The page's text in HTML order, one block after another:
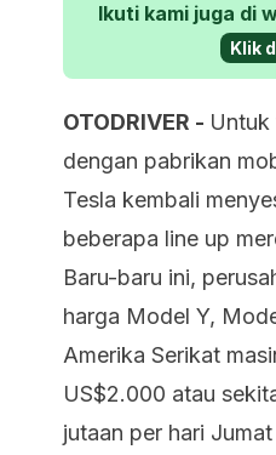
Ikuti kami juga di
Klik
OTODRIVER - Untuk
dengan pabrikan
Tesla kembali
beberapa line up
Baru-baru ini,
harga Model Y,
Amerika Serikat
US$2.000 atau
jutaan per hari